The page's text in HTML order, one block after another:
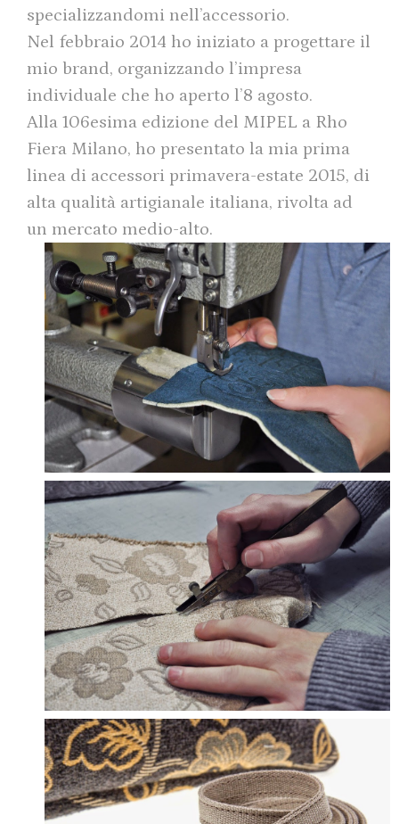
specializzandomi nell’accessorio.
Nel febbraio 2014 ho iniziato a progettare il
mio brand, organizzando l’impresa
individuale che ho aperto l’8 agosto.
Alla 106esima edizione del MIPEL a Rho
Fiera Milano, ho presentato la mia prima
linea di accessori primavera-estate 2015, di
alta qualità artigianale italiana, rivolta ad
un mercato medio-alto.